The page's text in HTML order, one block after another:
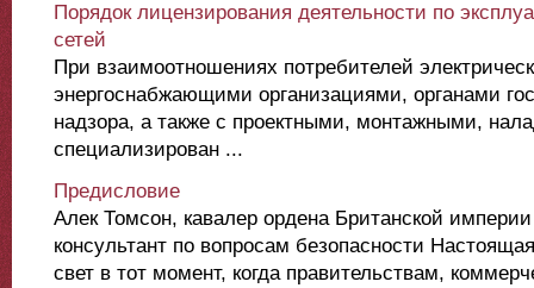
Порядок лицензирования деятельности по
сетей
При взаимоотношениях потребителей
энергоснабжающими организациями, органами
надзора, а также с проектными, монтажными,
специализирован ...
Предисловие
Алек Томсон, кавалер ордена Британской
консультант по вопросам безопасности
свет в тот момент, когда правительствам,